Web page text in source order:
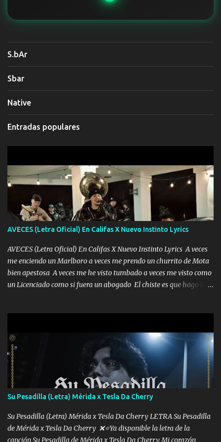
S.bAr
Sbar
Native
Entradas populares
AVECES (Letra Oficial) En Califas X Nuevo Instinto Lyrics
AVECES (Letra Oficial) En Califas X Nuevo Instinto Lyrics A veces
me enciendo un Marlboro a veces me prendo un churrito de Mota
bien apestosa A veces me he visto tumbado a veces me visto como
un Licenciado como si fuera un abogado El chiste es que hago lo
corriente no quieren verte subir de level trucha mis plebes Música
A veces me pongo un sombrero a veces me ven la cachucha de lado
con la mirada siempre en alto A veces me fajó una super o a veces
me fajó una Glock siempre armado todas las generaciones yo
traigo El chiste es que hago lo que quiero pues así soy me mandó
yo tengo el control a todos yo les paro el dedo soy hocicon un
malcriado un malandrón Que Les importa no saben nada falsas
las risas las que me miran hay gente corriente no quieren ve...
Su Pesadilla (Letra) Mérida x Tesla Da Cherry
Su Pesadilla (Letra) Mérida x Tesla Da Cherry LETRA Su Pesadilla
de Mérida x Tesla Da Cherry ❌⭐Ya disponible la letra de la
canción Su Pesadilla de Mérida x Tesla Da Cherry Mi corazón